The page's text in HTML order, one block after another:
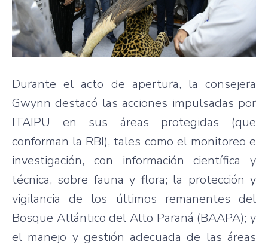
Durante el acto de apertura, la consejera
Gwynn destacó las acciones impulsadas por
ITAIPU en sus áreas protegidas (que
conforman la RBI), tales como el monitoreo e
investigación, con información científica y
técnica, sobre fauna y flora; la protección y
vigilancia de los últimos remanentes del
Bosque Atlántico del Alto Paraná (BAAPA); y
el manejo y gestión adecuada de las áreas